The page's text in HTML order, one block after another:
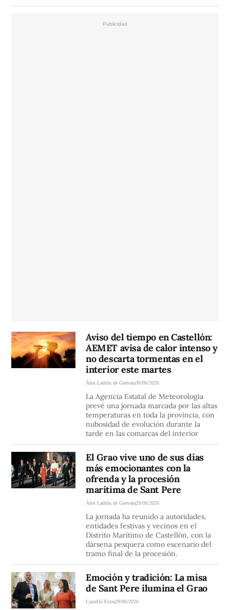
Aviso del tiempo en Castellón:
AEMET avisa de calor intenso y
no descarta tormentas en el
interior este martes
Álex Ladrón de Guevara30/06/2026
La Agencia Estatal de Meteorología
prevé una jornada marcada por las altas
temperaturas en toda la provincia, con
nubosidad de evolución durante la
tarde en las comarcas del interior
El Grao vive uno de sus días
más emocionantes con la
ofrenda y la procesión
marítima de Sant Pere
Álex Ladrón de Guevara29/06/2026
La jornada ha reunido a autoridades,
entidades festivas y vecinos en el
Distrito Marítimo de Castellón, con la
dársena pesquera como escenario del
tramo final de la procesión.
Emoción y tradición: La misa
de Sant Pere ilumina el Grao
Castelló Extra29/06/2026